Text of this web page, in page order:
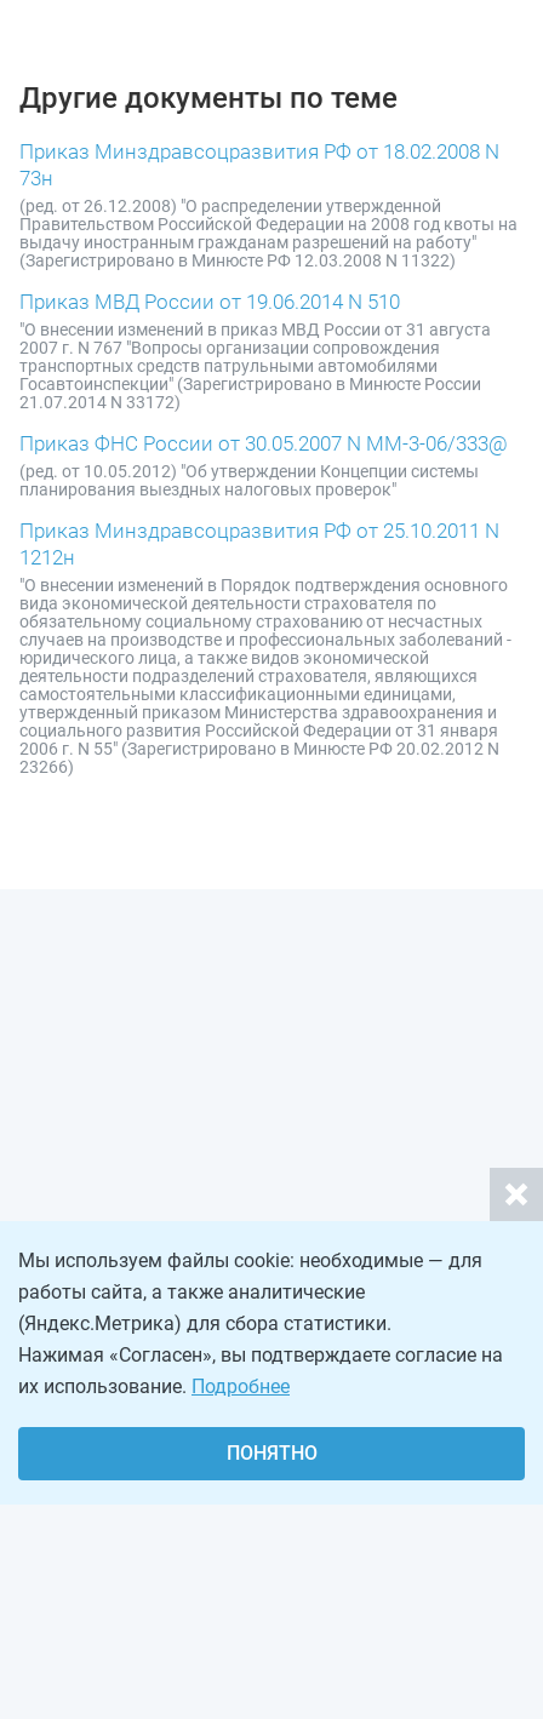
Другие документы по теме
Приказ Минздравсоцразвития РФ от 18.02.2008 N
73н
(ред. от 26.12.2008) "О распределении утвержденной
Правительством Российской Федерации на 2008 год квоты на
выдачу иностранным гражданам разрешений на работу"
(Зарегистрировано в Минюсте РФ 12.03.2008 N 11322)
Приказ МВД России от 19.06.2014 N 510
"О внесении изменений в приказ МВД России от 31 августа
2007 г. N 767 "Вопросы организации сопровождения
транспортных средств патрульными автомобилями
Госавтоинспекции" (Зарегистрировано в Минюсте России
21.07.2014 N 33172)
Приказ ФНС России от 30.05.2007 N ММ-3-06/333@
(ред. от 10.05.2012) "Об утверждении Концепции системы
планирования выездных налоговых проверок"
Приказ Минздравсоцразвития РФ от 25.10.2011 N
1212н
"О внесении изменений в Порядок подтверждения основного
вида экономической деятельности страхователя по
обязательному социальному страхованию от несчастных
случаев на производстве и профессиональных заболеваний -
юридического лица, а также видов экономической
деятельности подразделений страхователя, являющихся
самостоятельными классификационными единицами,
утвержденный приказом Министерства здравоохранения и
социального развития Российской Федерации от 31 января
2006 г. N 55" (Зарегистрировано в Минюсте РФ 20.02.2012 N
23266)
Мы используем файлы cookie: необходимые — для
работы сайта, а также аналитические
(Яндекс.Метрика) для сбора статистики.
Нажимая «Согласен», вы подтверждаете согласие на
их использование. Подробнее
ПОНЯТНО